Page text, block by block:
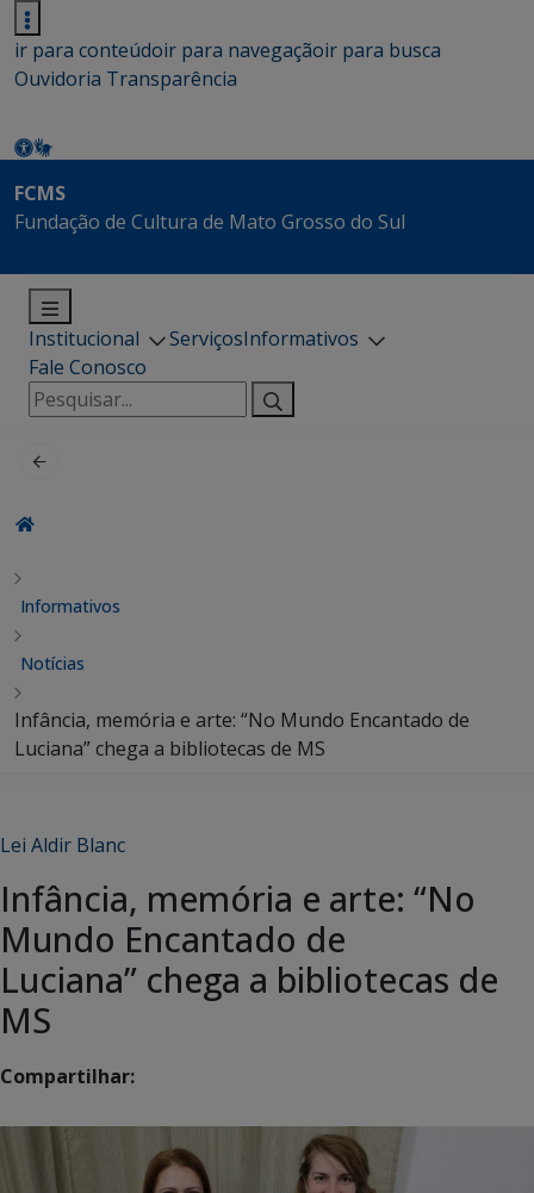
ir para conteúdoir para navegaçãoir para busca
Ouvidoria Transparência
FCMS
Fundação de Cultura de Mato Grosso do Sul
Institucional ServiçosInformativos
Fale Conosco
Pesquisar
por:
Informativos
Notícias
Infância, memória e arte: “No Mundo Encantado de
Luciana” chega a bibliotecas de MS
Lei Aldir Blanc
Infância, memória e arte: “No
Mundo Encantado de
Luciana” chega a bibliotecas de
MS
Compartilhar: